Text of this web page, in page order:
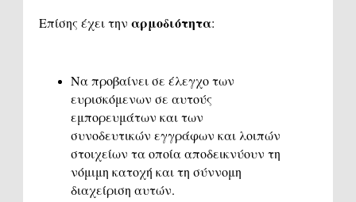
Επίσης έχει την αρμοδιότητα:
Να προβαίνει σε έλεγχο των
ευρισκόμενων σε αυτούς
εμπορευμάτων και των
συνοδευτικών εγγράφων και λοιπών
στοιχείων τα οποία αποδεικνύουν τη
νόμιμη κατοχή και τη σύννομη
διαχείριση αυτών.